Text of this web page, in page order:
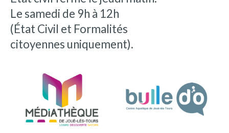
Le samedi de 9h à 12h
(État Civil et Formalités
citoyennes uniquement).